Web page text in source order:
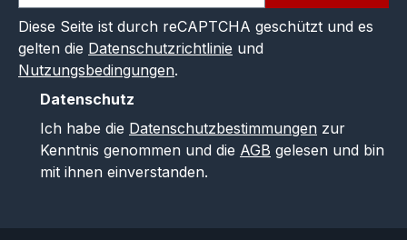
Diese Seite ist durch reCAPTCHA geschützt und es
gelten die Datenschutzrichtlinie und
Nutzungsbedingungen.
Datenschutz
Ich habe die Datenschutzbestimmungen zur
Kenntnis genommen und die AGB gelesen und bin
mit ihnen einverstanden.